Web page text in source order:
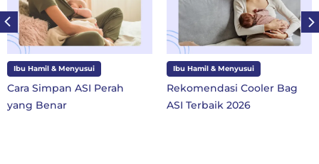
Ibu Hamil & Menyusui
Rekomendasi Cooler Bag
ASI Terbaik 2026
Ibu dan Anak
10 Perlengkapan Sekolah
SD Kelas 1 di Tahun Ajaran